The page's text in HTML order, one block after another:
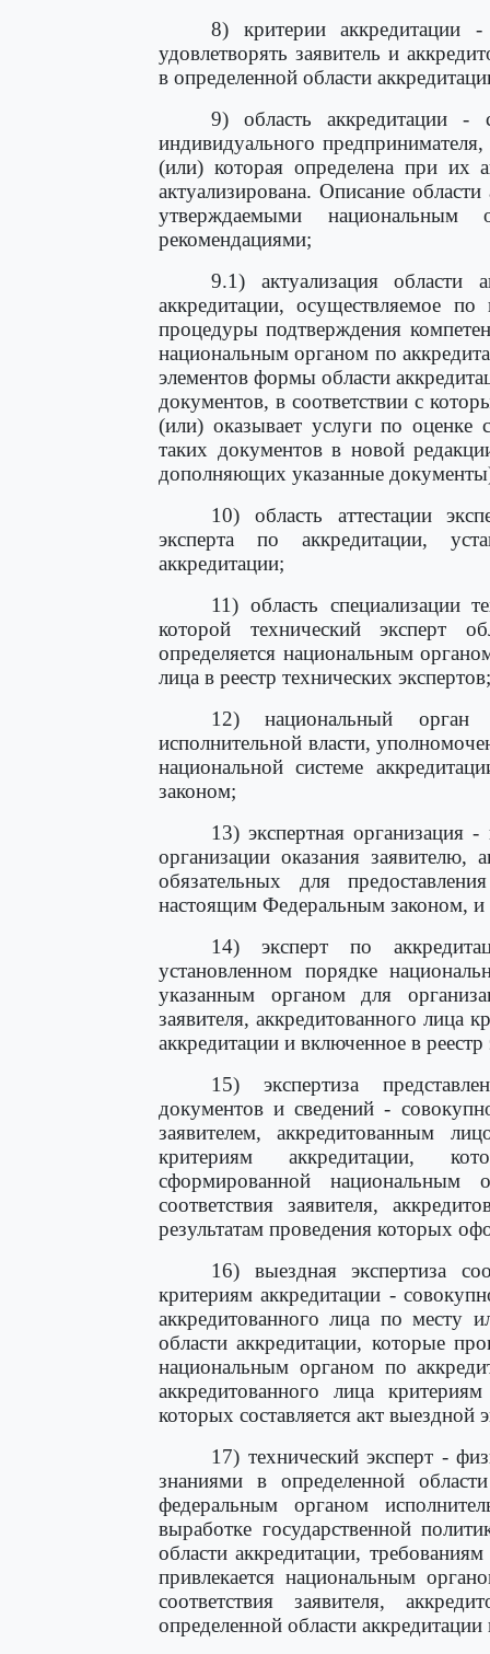
8) критерии аккредитации
удовлетворять заявитель и
в определенной области
9) область аккредитации -
индивидуального
(или) которая определена при их
актуализирована. Описание
утверждаемыми национальным
рекомендациями;
9.1) актуализация области
аккредитации, осуществляемое
процедуры подтверждения
национальным органом по
элементов формы области
документов, в соответствии с
(или) оказывает услуги по оценке
таких документов в новой
дополняющих указанные
10) область аттестации
эксперта по аккредитации,
аккредитации;
11) область специализации
которой технический эксперт
определяется национальным
лица в реестр технических экспертов;
12) национальный
исполнительной власти,
национальной системе
законом;
13) экспертная
организации оказания
обязательных для
настоящим Федеральным законом, и
14) эксперт по
установленном порядке
указанным органом для
заявителя, аккредитованного лица
аккредитации и включенное в
15) экспертиза
документов и сведений -
заявителем, аккредитованным
критериям аккредитации,
сформированной
соответствия заявителя,
результатам проведения которых
16) выездная экспертиза
критериям аккредитации -
аккредитованного лица по месту
области аккредитации, которые
национальным органом по
аккредитованного лица
которых составляется акт выездной
17) технический эксперт -
знаниями в определенной
федеральным органом
выработке государственной
области аккредитации,
привлекается национальным
соответствия заявителя,
определенной области